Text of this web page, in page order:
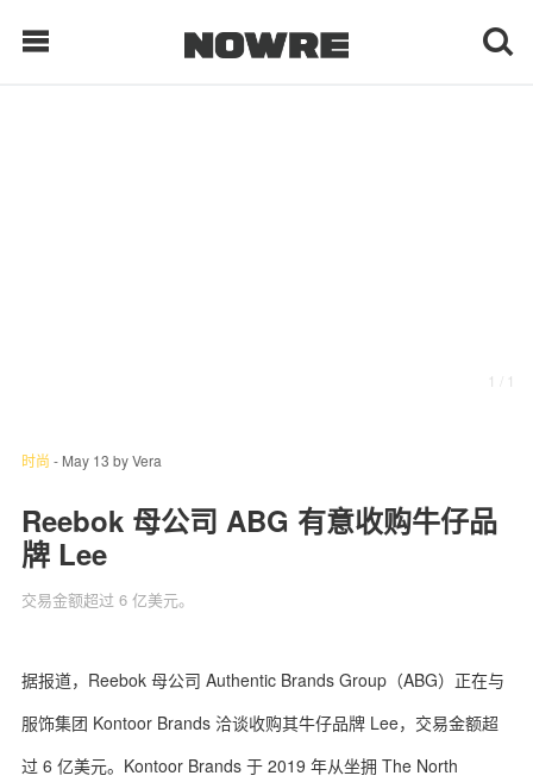
科 技
1 / 1
时尚 - May 13 byVera
Reebok 母公司 ABG 有意收购牛仔品
牌 Lee
交易金额超过 6 亿美元。
据报道，Reebok 母公司 Authentic Brands Group（ABG）正在与
服饰集团 Kontoor Brands 洽谈收购其牛仔品牌 Lee，交易金额超
过 6 亿美元。Kontoor Brands 于 2019 年从坐拥 The North